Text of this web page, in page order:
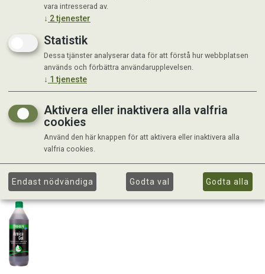
vara intresserad av.
↓ 2tjenester
Statistik
Dessa tjänster analyserar data för att förstå hur webbplatsen
används och förbättra användarupplevelsen.
↓ 1 tjeneste
Aktivera eller inaktivera alla valfria
cookies
Använd den här knappen för att aktivera eller inaktivera alla
valfria cookies.
Endast nödvändiga Godta val Godta alla